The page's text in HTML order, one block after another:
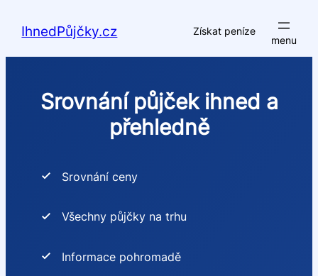
IhnedPůjčky.cz Získat peníze
Srovnání půjček ihned a
přehledně
Srovnání ceny
Všechny půjčky na trhu
Informace pohromadě